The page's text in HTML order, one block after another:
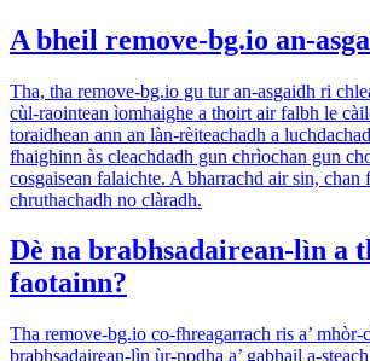
A bheil remove-bg.io an-
Tha, tha remove-bg.io gu tur an-asgaidh ri
cùl-raointean ìomhaighe a thoirt air falbh le
toraidhean ann an làn-rèiteachadh a
fhaighinn às cleachdadh gun chrìochan gun
cosgaisean falaichte. A bharrachd air sin, chan
chruthachadh no clàradh.
Dè na brabhsadairean-lìn a
faotainn?
Tha remove-bg.io co-fhreagarrach ris a’ mhòr-
brabhsadairean-lìn ùr-nodha a’ gabhail a-